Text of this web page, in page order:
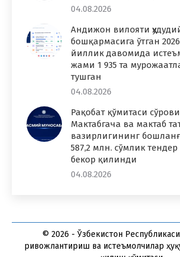
04.08.2026
Андижон вилояти
бошқармасига ўтган
йиллик давомида
жами 1 935 та
тушган
04.08.2026
Рақобат қўмитаси
Мактабгача ва мактаб
вазирлигининг
587,2 млн. сўмлик
бекор қилинди
04.08.2026
© 2026 - Ўзбекистон
ривожлантириш ва истеъмолчилар